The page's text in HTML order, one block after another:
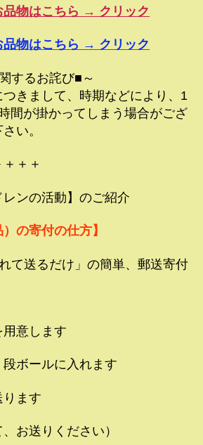
物はこちら → クリック
物はこちら → クリック
するお詫び■～
つきまして、時期などにより、1
間が掛かってしまう場合がござ
い。
＋＋
レンの活動】のご紹介
の寄付の仕方】
て送るだけ」の簡単、郵送寄付
意します
ボールに入れます
ます
お送りください）